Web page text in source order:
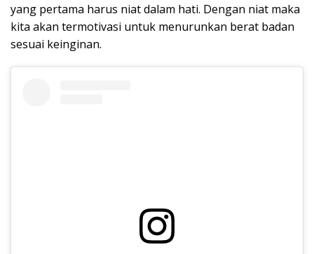
yang pertama harus niat dalam hati. Dengan niat maka
kita akan termotivasi untuk menurunkan berat badan
sesuai keinginan.